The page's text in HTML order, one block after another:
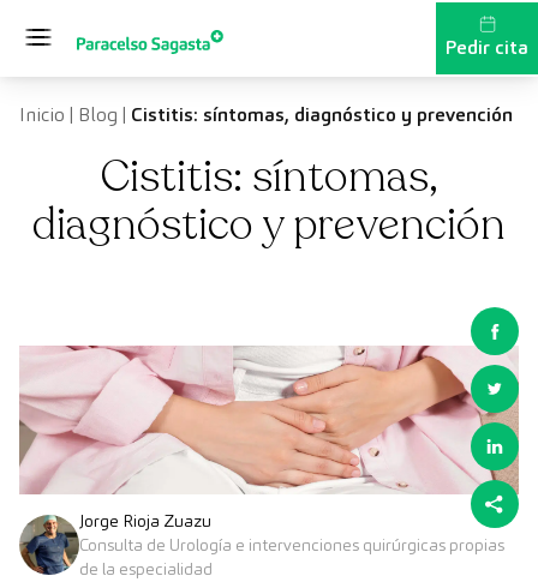
Pedir cita
Inicio | Blog | Cistitis: síntomas, diagnóstico y prevención
Cistitis: síntomas,
diagnóstico y prevención
Jorge Rioja Zuazu
Consulta de Urología e intervenciones quirúrgicas propias
de la especialidad